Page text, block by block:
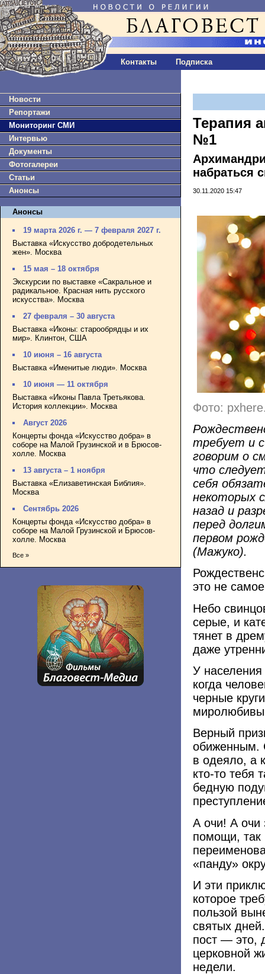
Контакты Подписка
Новости
Репортажи
Мониторинг СМИ
Интервью
Документы
Фотогалереи
Статьи
Анонсы
Анонсы
19 марта 2026 г. — 7 февраля 2027 г.
Выставка «Искусство добродетельных
жен». Москва
15 мая – 18 октября
Экскурсии по выставке «Сакральное и
радикальное. Красная нить русского
искусства». Москва
27 февраля – 30 августа
Выставка «Иконы: старообрядцы и их
мир». Клинтон, США
10 июня – 16 августа
Выставка «Именитые люди». Москва
10 июня — 11 октября
Выставка «Иконы Павла Третьякова.
История коллекции». Москва
Август 2026
Концерты фонда «Искусство добра» в
соборе на Малой Грузинской и в Брюсов-
холле. Москва
13 августа – 1 ноября
Выставка «Елизаветинская Библия».
Москва
Сентябрь 2026
Концерты фонда «Искусство добра» в
соборе на Малой Грузинской и Брюсов-
холле. Москва
Все »
Терапия
№1
набраться
30.11.2020 15:47
Фото:
требует и
говорим о
что
себя
некоторых
назад и
перед
первом
(Мажуко).
это не
Небо
серые, и
тянет в
даже
У населения
когда
черные
Верный
обиженным.
в одеяло, а
кто-то тебя
бедную
А очи! А очи
помощи, так
«панду»
И эти
которое
пользой
святых
пост — это,
церковной
недели.